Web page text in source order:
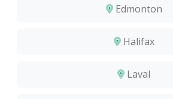
Edmonton
Halifax
Laval